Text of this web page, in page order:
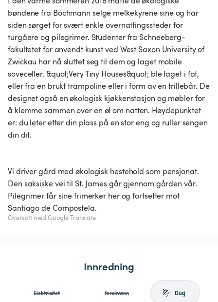
bøndene fra Bochmann selge melkekyrene sine og har
siden sørget for svært enkle overnattingssteder for
turgåere og pilegrimer. Studenter fra Schneeberg-
fakultetet for anvendt kunst ved West Saxon University of
Zwickau har nå sluttet seg til dem og laget mobile
soveceller. &quot;Very Tiny Houses&quot; ble laget i fat,
eller fra en brukt trampoline eller i form av en trillebår. De
designet også en økologisk kjøkkenstasjon og møbler for
å klemme sammen over en øl om natten. Høydepunktet
er: du leter etter din plass på en stor eng og ruller sengen
din dit.
Vi driver gård med økologisk hestehold som pensjonat.
Den saksiske vei til St. James går gjennom gården vår.
Pilegrimer får sine frimerker her og fortsetter mot
Santiago de Compostela.
Oversatt med Google Translate
Innredning
Elektrisitet ferskvann Dusj